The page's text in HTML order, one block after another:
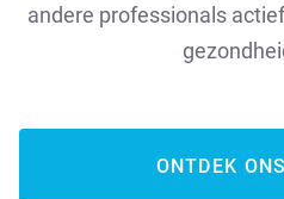
andere professionals
ONTDEK